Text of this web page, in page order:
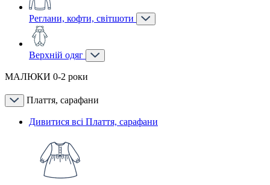
Реглани, кофти, світшоти
Верхній одяг
МАЛЮКИ 0-2 роки
Плаття, сарафани
Дивитися всі Плаття, сарафани